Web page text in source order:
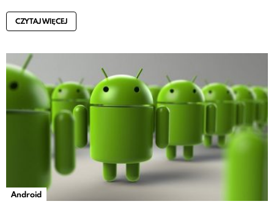
CZYTAJ WIĘCEJ
Android